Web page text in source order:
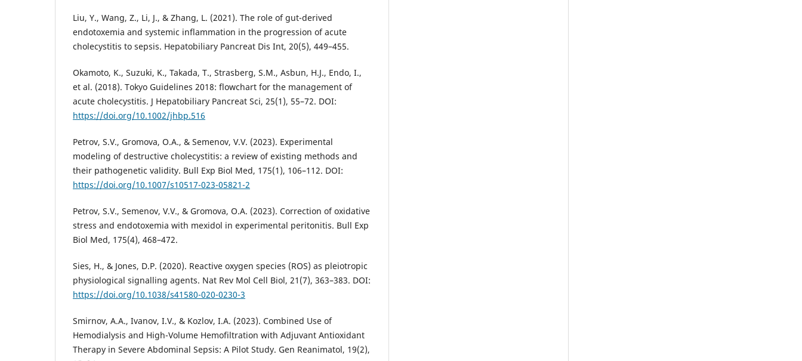
Liu, Y., Wang, Z., Li, J., & Zhang, L. (2021). The role of gut-derived
endotoxemia and systemic inflammation in the progression of acute
cholecystitis to sepsis. Hepatobiliary Pancreat Dis Int, 20(5), 449–455.
Okamoto, K., Suzuki, K., Takada, T., Strasberg, S.M., Asbun, H.J., Endo, I.,
et al. (2018). Tokyo Guidelines 2018: flowchart for the management of
acute cholecystitis. J Hepatobiliary Pancreat Sci, 25(1), 55–72. DOI:
https://doi.org/10.1002/jhbp.516
Petrov, S.V., Gromova, O.A., & Semenov, V.V. (2023). Experimental
modeling of destructive cholecystitis: a review of existing methods and
their pathogenetic validity. Bull Exp Biol Med, 175(1), 106–112. DOI:
https://doi.org/10.1007/s10517-023-05821-2
Petrov, S.V., Semenov, V.V., & Gromova, O.A. (2023). Correction of oxidative
stress and endotoxemia with mexidol in experimental peritonitis. Bull Exp
Biol Med, 175(4), 468–472.
Sies, H., & Jones, D.P. (2020). Reactive oxygen species (ROS) as pleiotropic
physiological signalling agents. Nat Rev Mol Cell Biol, 21(7), 363–383. DOI:
https://doi.org/10.1038/s41580-020-0230-3
Smirnov, A.A., Ivanov, I.V., & Kozlov, I.A. (2023). Combined Use of
Hemodialysis and High-Volume Hemofiltration with Adjuvant Antioxidant
Therapy in Severe Abdominal Sepsis: A Pilot Study. Gen Reanimatol, 19(2),